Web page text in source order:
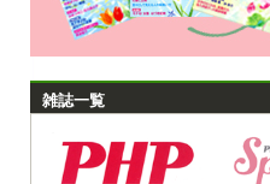
雑誌一覧